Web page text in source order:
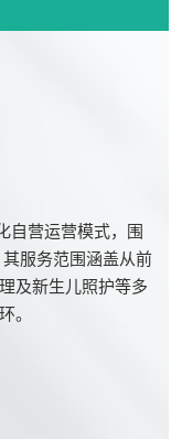
自营运营模式，围
服务范围涵盖从前
及新生儿照护等多
。